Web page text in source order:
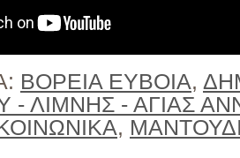
ΒΟΡΕΙΑ ΕΥΒΟΙΑ,
- ΛΙΜΝΗΣ - ΑΓΙΑΣ
,